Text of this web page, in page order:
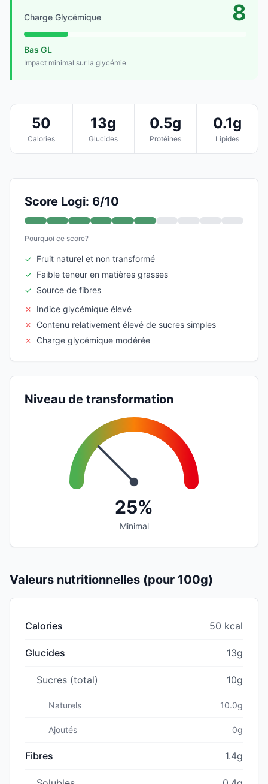
Charge Glycémique 8
Bas GL
Impact minimal sur la glycémie
50
Calories
13g
Glucides
0.5g
Protéines
0.1g
Lipides
Score Logi: 6/10
Pourquoi ce score?
✓ Fruit naturel et non transformé
✓ Faible teneur en matières grasses
✓ Source de fibres
✗
Indice glycémique élevé
✗
Contenu relativement élevé de sucres simples
✗
Charge glycémique modérée
Niveau de transformation
25%
Minimal
Valeurs nutritionnelles (pour 100g)
Calories 50 kcal
Glucides 13g
Sucres (total) 10g
Naturels 10.0g
Ajoutés 0g
Fibres 1.4g